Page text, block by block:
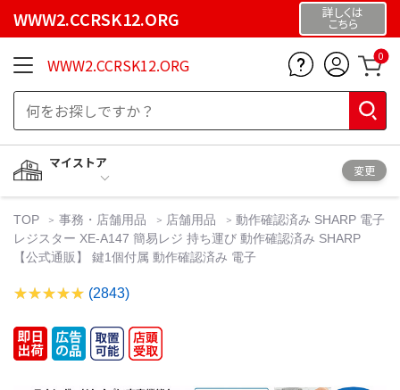
WWW2.CCRSK12.ORG 詳しくは
こちら
WWW2.CCRSK12.ORG 0
マイストア
変更
TOP 事務・店舗用品 店舗用品
動作確認済み SHARP 電子
レジスター XE-A147 簡易レジ 持ち運び 動作確認済み SHARP
【公式通販】 鍵1個付属 動作確認済み 電子
(2843)